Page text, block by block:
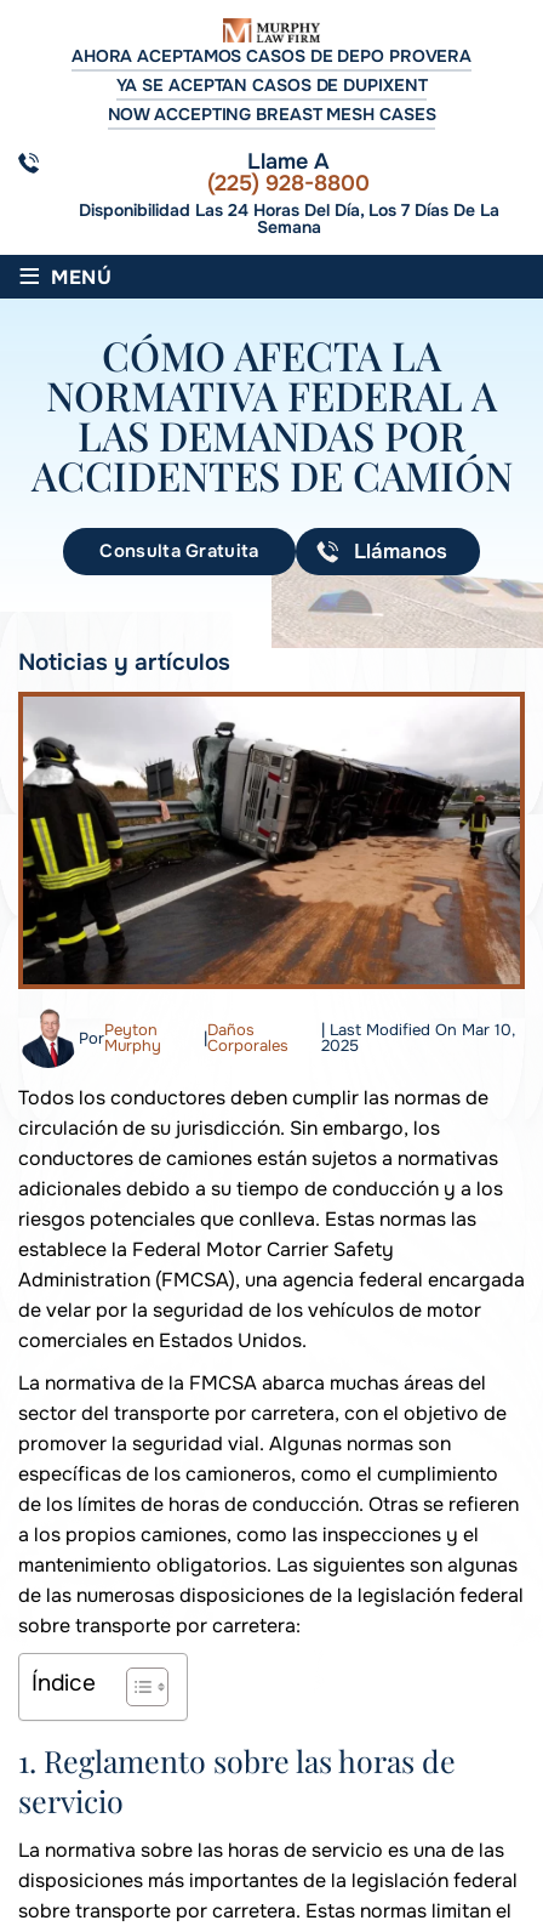
AHORA ACEPTAMOS CASOS DE DEPO PROVERA
YA SE ACEPTAN CASOS DE DUPIXENT
NOW ACCEPTING BREAST MESH CASES
Llame A
(225) 928-8800
Disponibilidad Las 24 Horas Del Día, Los 7 Días De La
Semana
≡ MENÚ
CÓMO AFECTA LA
NORMATIVA FEDERAL A
LAS DEMANDAS POR
ACCIDENTES DE CAMIÓN
Consulta Gratuita Llámanos
Noticias y artículos
PorPeyton
Murphy |Daños
Corporales
| Last Modified On Mar 10,
2025
Todos los conductores deben cumplir las normas de
circulación de su jurisdicción. Sin embargo, los
conductores de camiones están sujetos a normativas
adicionales debido a su tiempo de conducción y a los
riesgos potenciales que conlleva. Estas normas las
establece la Federal Motor Carrier Safety
Administration (FMCSA), una agencia federal encargada
de velar por la seguridad de los vehículos de motor
comerciales en Estados Unidos.
La normativa de la FMCSA abarca muchas áreas del
sector del transporte por carretera, con el objetivo de
promover la seguridad vial. Algunas normas son
específicas de los camioneros, como el cumplimiento
de los límites de horas de conducción. Otras se refieren
a los propios camiones, como las inspecciones y el
mantenimiento obligatorios. Las siguientes son algunas
de las numerosas disposiciones de la legislación federal
sobre transporte por carretera:
Índice
1. Reglamento sobre las horas de
servicio
La normativa sobre las horas de servicio es una de las
disposiciones más importantes de la legislación federal
sobre transporte por carretera. Estas normas limitan el